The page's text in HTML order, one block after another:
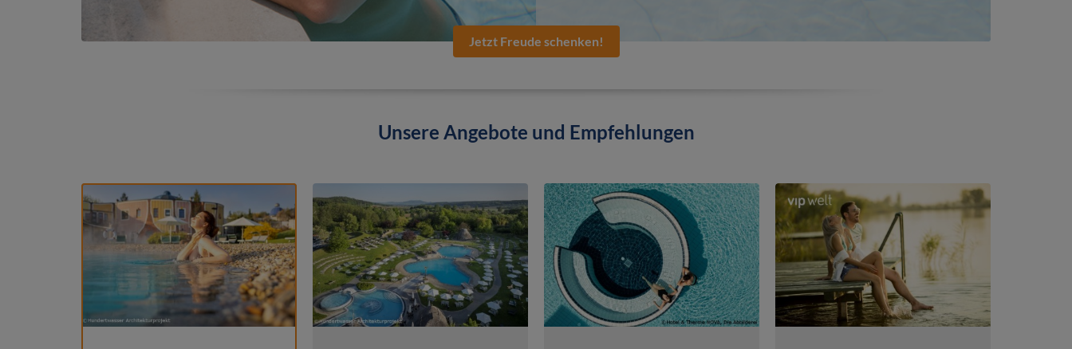
Jetzt Freude schenken!
Unsere Angebote und Empfehlungen